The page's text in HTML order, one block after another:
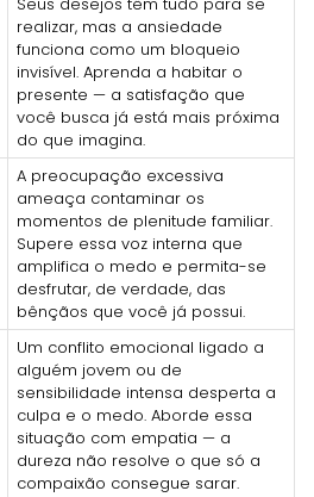
Seus desejos têm tudo para se
realizar, mas a ansiedade
funciona como um bloqueio
invisível. Aprenda a habitar o
presente — a satisfação que
você busca já está mais próxima
do que imagina.
A preocupação excessiva
ameaça contaminar os
momentos de plenitude familiar.
Supere essa voz interna que
amplifica o medo e permita-se
desfrutar, de verdade, das
bênçãos que você já possui.
Um conflito emocional ligado a
alguém jovem ou de
sensibilidade intensa desperta a
culpa e o medo. Aborde essa
situação com empatia — a
dureza não resolve o que só a
compaixão consegue sarar.